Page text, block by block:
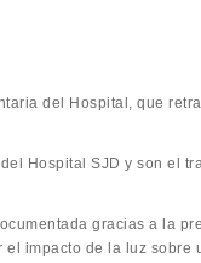
del Hospital, que
Hospital SJD y son el
gracias a la
impacto de la luz sobre